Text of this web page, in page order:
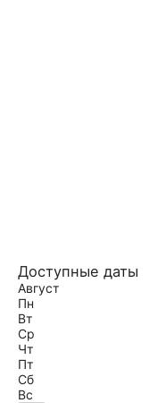
Доступные даты
Август
Пн
Вт
Ср
Чт
Пт
Сб
Вс